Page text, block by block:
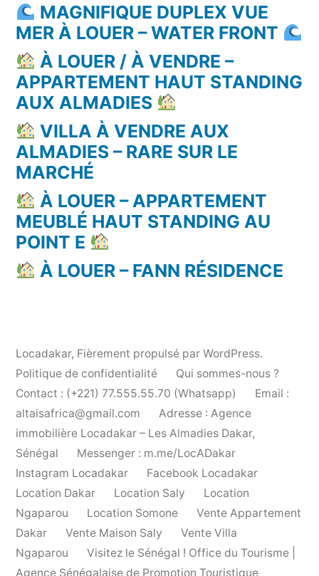
MAGNIFIQUE DUPLEX VUE
MER À LOUER – WATER FRONT
À LOUER / À VENDRE –
APPARTEMENT HAUT STANDING
AUX ALMADIES
VILLA À VENDRE AUX
ALMADIES – RARE SUR LE
MARCHÉ
À LOUER – APPARTEMENT
MEUBLÉ HAUT STANDING AU
POINT E
À LOUER – FANN RÉSIDENCE
Locadakar, Fièrement propulsé par WordPress.
Politique de confidentialité
Qui sommes-nous ?
Contact : (+221) 77.555.55.70 (Whatsapp)
Email :
altaisafrica@gmail.com
Adresse : Agence
immobilière Locadakar – Les Almadies Dakar,
Sénégal
Messenger : m.me/LocADakar
Instagram Locadakar
Facebook Locadakar
Location Dakar
Location Saly
Location
Ngaparou
Location Somone
Vente Appartement
Dakar
Vente Maison Saly
Vente Villa
Ngaparou
Visitez le Sénégal ! Office du Tourisme |
Agence Sénégalaise de Promotion Touristique